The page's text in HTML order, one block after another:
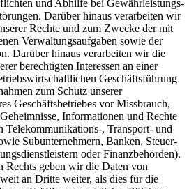
und Abhilfe bei Gewährleistungs-
Darüber hinaus verarbeiten wir
Rechte und zum Zwecke der mit
Verwaltungsaufgaben sowie der
Darüber hinaus verarbeiten wir die
berechtigten Interessen an einer
Geschäftsführung
zum Schutz unserer
Geschäftsbetriebes vor Missbrauch,
Informationen und Rechte
, Transport- und
Subunternehmern, Banken, Steuer-
oder Finanzbehörden).
Rechts geben wir die Daten von
an Dritte weiter, als dies für die